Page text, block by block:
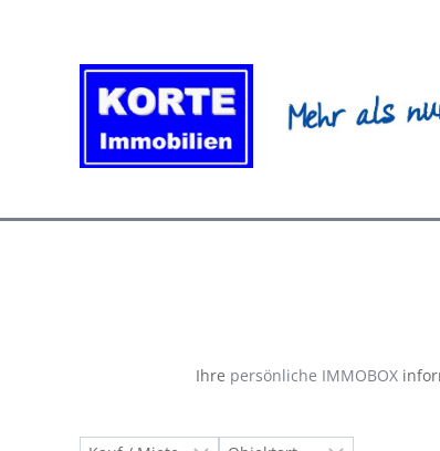
Ihre persönliche IMMOBOX